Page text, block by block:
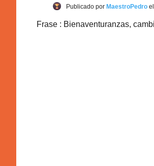
Publicado por MaestroPedro
Frase : Bienaventuranzas,